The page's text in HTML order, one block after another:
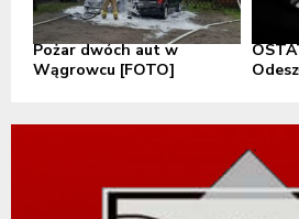
Pożar dwóch aut w
Wągrowcu [FOTO]